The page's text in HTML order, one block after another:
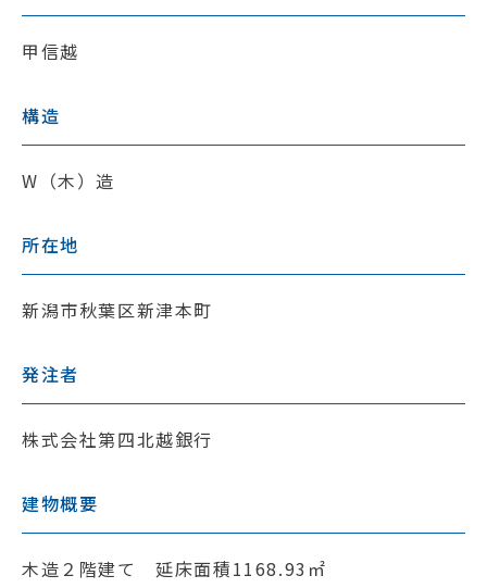
甲信越
構造
W（木）造
所在地
新潟市秋葉区新津本町
発注者
株式会社第四北越銀行
建物概要
木造２階建て 延床面積1168.93㎡